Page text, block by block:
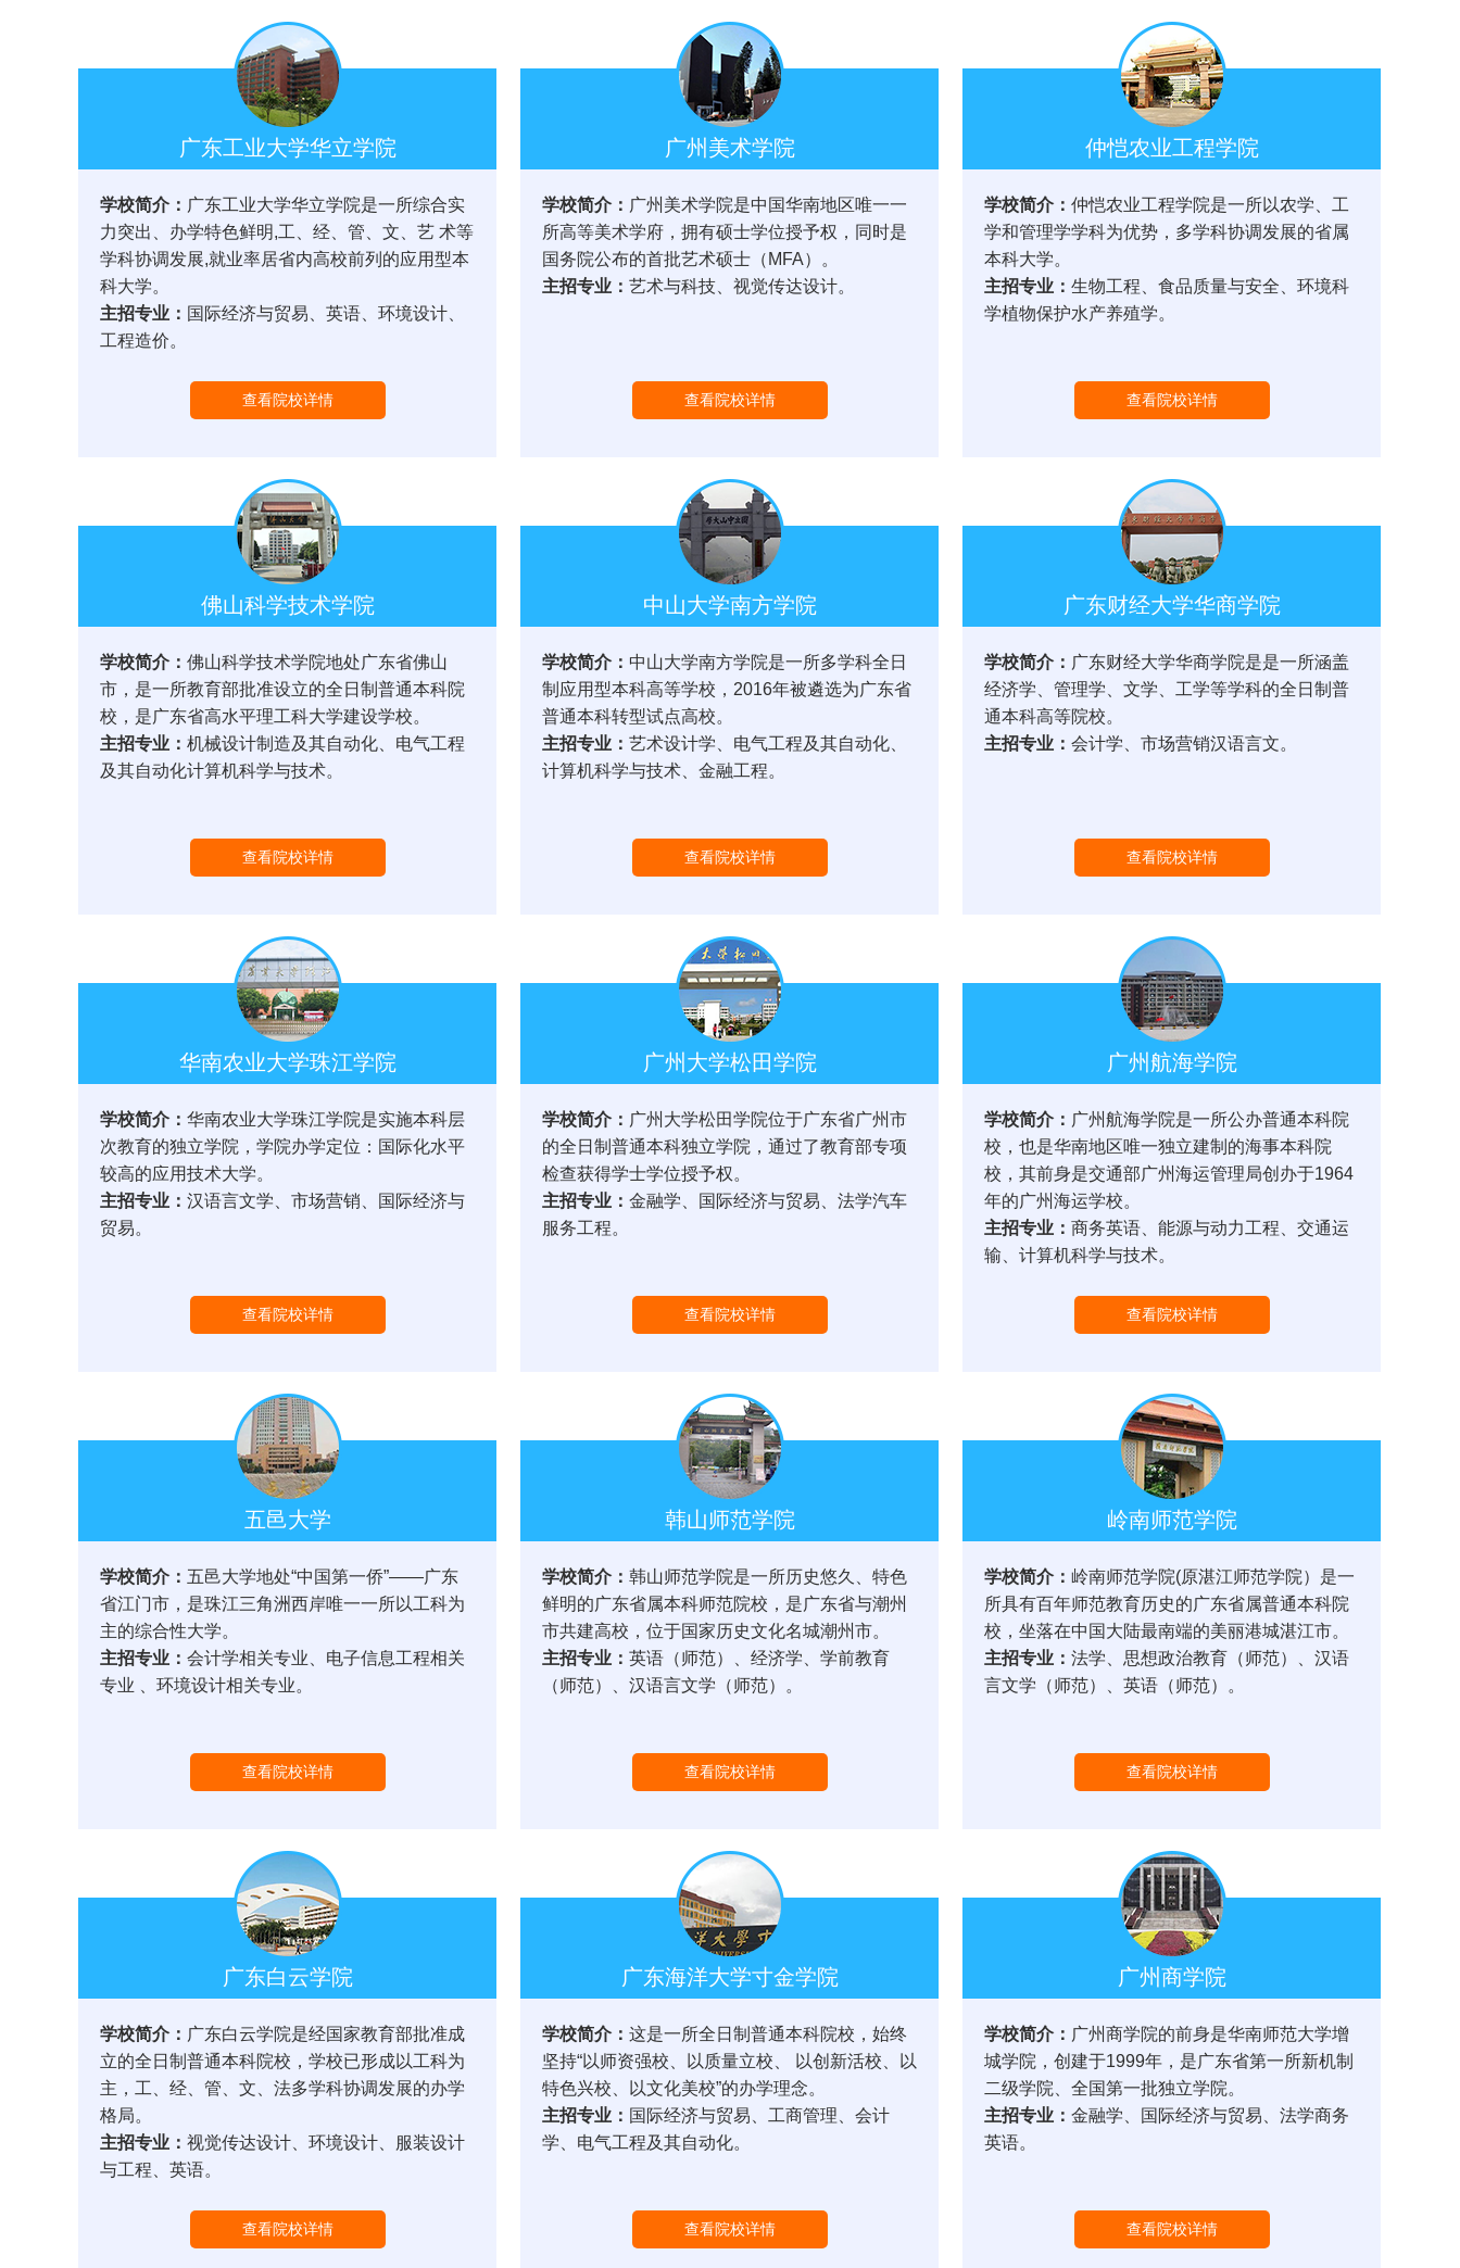
广东工业大学华立学院
学校简介： 广东工业大学华立学院是一所综合实
力突出、办学特色鲜明,工、经、管、文、艺 术等
学科协调发展,就业率居省内高校前列的应用型本
科大学。
主招专业： 国际经济与贸易、英语、环境设计、
工程造价。
查看院校详情
广州美术学院
学校简介： 广州美术学院是中国华南地区唯一一
所高等美术学府，拥有硕士学位授予权，同时是
国务院公布的首批艺术硕士（MFA）。
主招专业： 艺术与科技、视觉传达设计。
查看院校详情
仲恺农业工程学院
学校简介： 仲恺农业工程学院是一所以农学、工
学和管理学学科为优势，多学科协调发展的省属
本科大学。
主招专业： 生物工程、食品质量与安全、环境科
学植物保护水产养殖学。
查看院校详情
佛山科学技术学院
学校简介： 佛山科学技术学院地处广东省佛山
市，是一所教育部批准设立的全日制普通本科院
校，是广东省高水平理工科大学建设学校。
主招专业： 机械设计制造及其自动化、电气工程
及其自动化计算机科学与技术。
查看院校详情
中山大学南方学院
学校简介： 中山大学南方学院是一所多学科全日
制应用型本科高等学校，2016年被遴选为广东省
普通本科转型试点高校。
主招专业： 艺术设计学、电气工程及其自动化、
计算机科学与技术、金融工程。
查看院校详情
广东财经大学华商学院
学校简介： 广东财经大学华商学院是是一所涵盖
经济学、管理学、文学、工学等学科的全日制普
通本科高等院校。
主招专业： 会计学、市场营销汉语言文。
查看院校详情
华南农业大学珠江学院
学校简介： 华南农业大学珠江学院是实施本科层
次教育的独立学院，学院办学定位：国际化水平
较高的应用技术大学。
主招专业： 汉语言文学、市场营销、国际经济与
贸易。
查看院校详情
广州大学松田学院
学校简介： 广州大学松田学院位于广东省广州市
的全日制普通本科独立学院，通过了教育部专项
检查获得学士学位授予权。
主招专业： 金融学、国际经济与贸易、法学汽车
服务工程。
查看院校详情
广州航海学院
学校简介： 广州航海学院是一所公办普通本科院
校，也是华南地区唯一独立建制的海事本科院
校，其前身是交通部广州海运管理局创办于1964
年的广州海运学校。
主招专业： 商务英语、能源与动力工程、交通运
输、计算机科学与技术。
查看院校详情
五邑大学
学校简介： 五邑大学地处“中国第一侨”——广东
省江门市，是珠江三角洲西岸唯一一所以工科为
主的综合性大学。
主招专业： 会计学相关专业、电子信息工程相关
专业 、环境设计相关专业。
查看院校详情
韩山师范学院
学校简介： 韩山师范学院是一所历史悠久、特色
鲜明的广东省属本科师范院校，是广东省与潮州
市共建高校，位于国家历史文化名城潮州市。
主招专业： 英语（师范）、经济学、学前教育
（师范）、汉语言文学（师范）。
查看院校详情
岭南师范学院
学校简介： 岭南师范学院(原湛江师范学院）是一
所具有百年师范教育历史的广东省属普通本科院
校，坐落在中国大陆最南端的美丽港城湛江市。
主招专业： 法学、思想政治教育（师范）、汉语
言文学（师范）、英语（师范）。
查看院校详情
广东白云学院
学校简介： 广东白云学院是经国家教育部批准成
立的全日制普通本科院校，学校已形成以工科为
主，工、经、管、文、法多学科协调发展的办学
格局。
主招专业： 视觉传达设计、环境设计、服装设计
与工程、英语。
查看院校详情
广东海洋大学寸金学院
学校简介： 这是一所全日制普通本科院校，始终
坚持“以师资强校、以质量立校、 以创新活校、以
特色兴校、以文化美校”的办学理念。
主招专业： 国际经济与贸易、工商管理、会计
学、电气工程及其自动化。
查看院校详情
广州商学院
学校简介： 广州商学院的前身是华南师范大学增
城学院，创建于1999年，是广东省第一所新机制
二级学院、全国第一批独立学院。
主招专业： 金融学、国际经济与贸易、法学商务
英语。
查看院校详情